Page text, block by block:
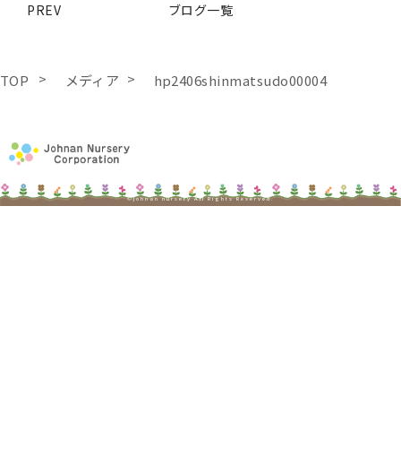
PREV ブログ一覧
TOP メディア hp2406shinmatsudo00004
©johnan nursery All Rights Reserved.